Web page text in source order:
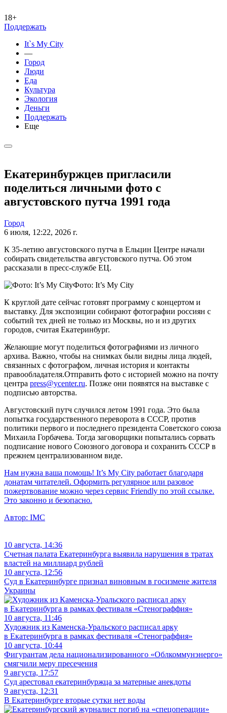
18+
Поддержать
It`s My City
—
Город
Люди
Еда
Культура
Экология
Деньги
Поддержать
Еще
Екатеринбуржцев пригласили
поделиться личными фото с
августовского путча 1991 года
Город
6 июля, 12:22, 2026 г.
К 35-летию августовского путча в Ельцин Центре начали
собирать свидетельства августовского путча. Об этом
рассказали в пресс-службе ЕЦ.
Фото: It’s My City
К круглой дате сейчас готовят программу с концертом и
выставку. Для экспозиции собирают фотографии россиян с
событий тех дней не только из Москвы, но и из других
городов, считая Екатеринбург.
Желающие могут поделиться фотографиями из личного
архива. Важно, чтобы на снимках были видны лица людей,
связанных с фотографом, личная история и контакты
правообладателя.Отправить фото с историей можно на почту
центра press@ycenter.ru. Позже они появятся на выставке с
подписью авторства.
Августовский путч случился летом 1991 года. Это была
попытка государственного переворота в СССР, против
политики первого и последнего президента Советского союза
Михаила Горбачева. Тогда заговорщики попытались сорвать
подписание нового Союзного договора и сохранить СССР в
прежнем централизованном виде.
Нам нужна ваша помощь! It’s My City работает благодаря
донатам читателей. Оформить регулярное или разовое
пожертвование можно через сервис Friendly по этой ссылке.
Это законно и безопасно.
Автор: IMC
10 августа, 14:36
Счетная палата Екатеринбурга выявила нарушения в тратах
властей на миллиард рублей
10 августа, 12:56
Суд в Екатеринбурге признал виновным в госизмене жителя
Украины
10 августа, 11:46
Художник из Каменска-Уральского расписал арку
в Екатеринбурга в рамках фестиваля «Стенограффия»
10 августа, 10:44
Фигурантам дела национализированного «Облкоммунэнерго»
смягчили меру пресечения
9 августа, 17:57
Суд арестовал екатеринбуржца за матерные анекдоты
9 августа, 12:31
В Екатеринбурге вторые сутки нет воды